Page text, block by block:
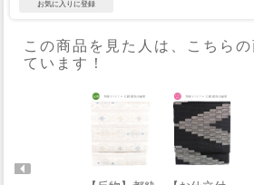
この商品を見た人は、こちら
ています！